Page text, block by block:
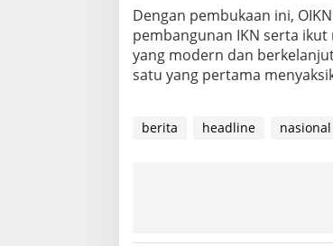
I
K
N
)
M
a
Dengan pembukaan ini,
pembangunan IKN serta
yang modern dan
satu yang pertama
berita headline nasional